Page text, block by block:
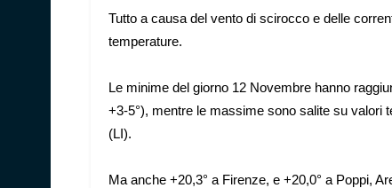
Tutto a causa del vento di scirocco e delle
temperature.
Le minime del giorno 12 Novembre hanno
+3-5°), mentre le massime sono salite su valori
(LI).
Ma anche +20,3° a Firenze, e +20,0° a Poppi,